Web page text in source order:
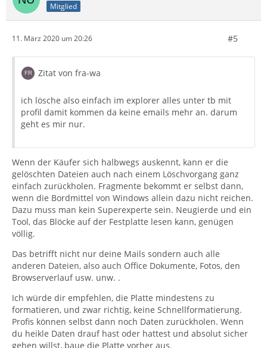
Mitglied
11. März 2020 um 20:26 #5
Zitat von fra-wa
ich lösche also einfach im explorer alles unter tb mit
profil damit kommen da keine emails mehr an. darum
geht es mir nur.
Wenn der Käufer sich halbwegs auskennt, kann er die
gelöschten Dateien auch nach einem Löschvorgang ganz
einfach zurückholen. Fragmente bekommt er selbst dann,
wenn die Bordmittel von Windows allein dazu nicht reichen.
Dazu muss man kein Superexperte sein. Neugierde und ein
Tool, das Blöcke auf der Festplatte lesen kann, genügen
völlig.
Das betrifft nicht nur deine Mails sondern auch alle
anderen Dateien, also auch Office Dokumente, Fotos, den
Browserverlauf usw. unw. .
Ich würde dir empfehlen, die Platte mindestens zu
formatieren, und zwar richtig, keine Schnellformatierung.
Profis können selbst dann noch Daten zurückholen. Wenn
du heikle Daten drauf hast oder hattest und absolut sicher
gehen willst, baue die Platte vorher aus.